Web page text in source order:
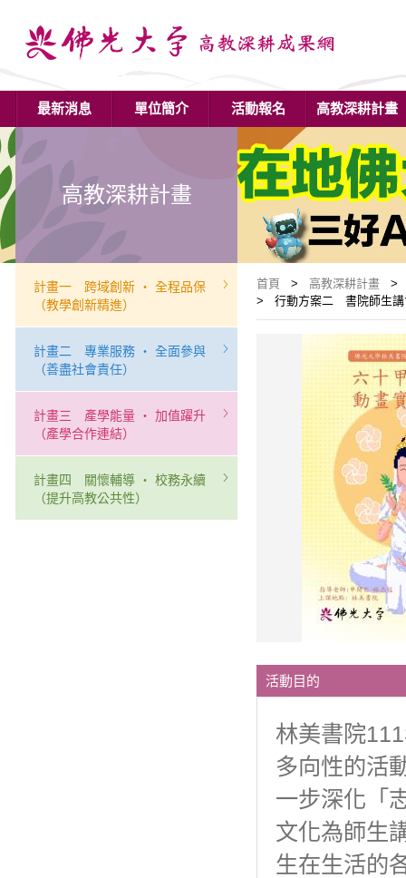
最新消息 單位簡介 活動報名 高教深耕計畫
高教深耕計畫
計畫一 跨域創新 ‧ 全程品保
（教學創新精進）
計畫二 專業服務 ‧ 全面參與
（善盡社會責任）
計畫三 產學能量 ‧ 加值躍升
（產學合作連結）
計畫四 關懷輔導 ‧ 校務永續
（提升高教公共性）
首頁 > 高教深耕計畫 >
> 行動方案二 書院師生講
活動目的
林美書院
多向性的活
一步深化「
文化為師生
生在生活的